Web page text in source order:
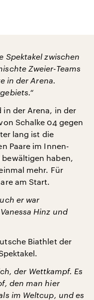
Spektakel zwischen
Zweier-Teams
in der Arena.
in der Arena, in der
Schalke 04 gegen
lang ist die
Paare im Innen-
haben,
mehr. Für
am Start.
er war
Hinz und
Biathlet der
der Wettkampf. Es
den man hier
im Weltcup, und es